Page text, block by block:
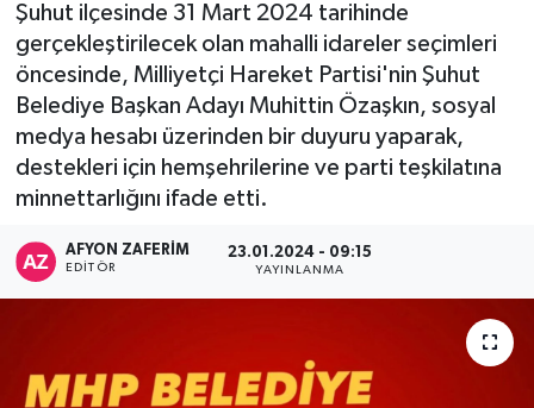
Şuhut ilçesinde 31 Mart 2024 tarihinde
gerçekleştirilecek olan mahalli idareler seçimleri
öncesinde, Milliyetçi Hareket Partisi'nin Şuhut
Belediye Başkan Adayı Muhittin Özaşkın, sosyal
medya hesabı üzerinden bir duyuru yaparak,
destekleri için hemşehrilerine ve parti teşkilatına
minnettarlığını ifade etti.
AFYON ZAFERİM
EDITÖR
23.01.2024 - 09:15
YAYINLANMA